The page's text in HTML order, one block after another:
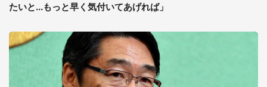
たいと...もっと早く気付いてあげれば」